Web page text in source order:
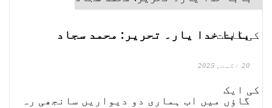
بابا خدا یار۔ تحریر: محمد سجاد
20 اگست, 2025
گاؤں میں اب ہماری دو دیواریں سانجھی رہ